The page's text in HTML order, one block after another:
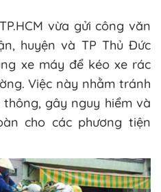
vừa gửi công văn
huyện và TP Thủ Đức
xe máy để kéo xe rác
Việc này nhằm tránh
gây nguy hiểm và
cho các phương tiện